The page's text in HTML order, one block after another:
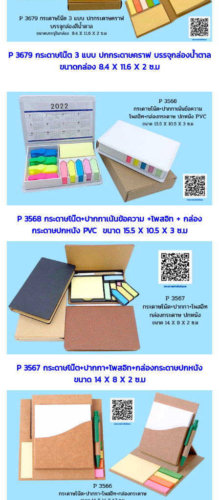
P 3679 กระดาษโน๊ต 3 แบบ ปกกระดาษคราฟ บรรจุกล่องน้ำตาล
ขนาดกล่อง 8.4 X 11.6 X 2 ซ.ม
P 3568 กระดาษโน๊ต+ปากกาเน้นข้อความ +โพสอิท + กล่อง
กระดาษปกหนัง PVC ขนาด 15.5 X 10.5 X 3 ซ.ม
P 3567 กระดาษโน๊ต+ปากกา+โพสอิท+กล่องกระดาษปกหนัง
ขนาด 14 X 8 X 2 ซ.ม